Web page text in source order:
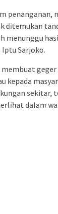
penanganan,
ditemukan
menunggu
Sarjoko.
kepada
sekitar,
dalam